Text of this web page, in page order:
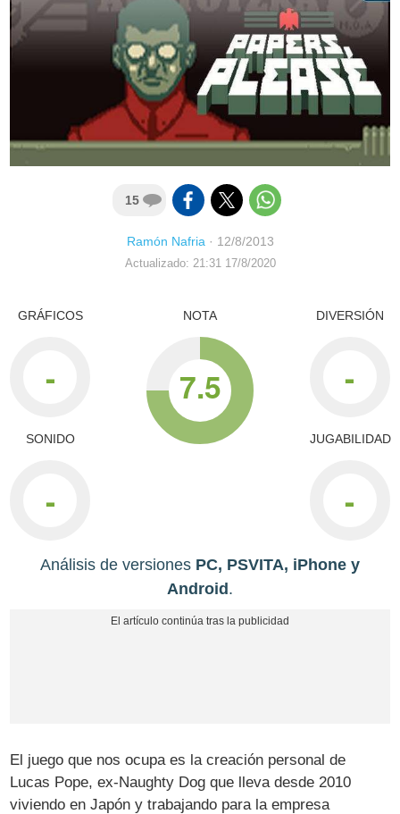
15
Ramón Nafria · 12/8/2013
Actualizado: 21:31 17/8/2020
GRÁFICOS
-
SONIDO
-
NOTA
7.5
DIVERSIÓN
-
JUGABILIDAD
-
Análisis de versiones PC, PSVITA, iPhone y
Android.
El juego que nos ocupa es la creación personal de
Lucas Pope, ex-Naughty Dog que lleva desde 2010
viviendo en Japón y trabajando para la empresa